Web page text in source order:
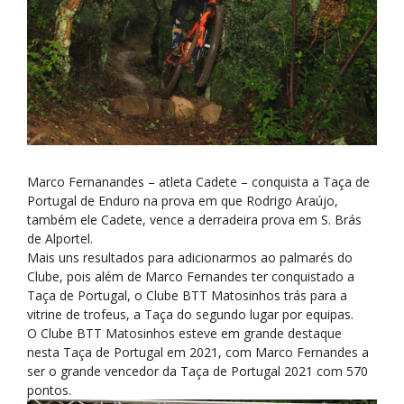
Marco Fernanandes – atleta Cadete – conquista a Taça de
Portugal de Enduro na prova em que Rodrigo Araújo,
também ele Cadete, vence a derradeira prova em S. Brás
de Alportel.
Mais uns resultados para adicionarmos ao palmarés do
Clube, pois além de Marco Fernandes ter conquistado a
Taça de Portugal, o Clube BTT Matosinhos trás para a
vitrine de trofeus, a Taça do segundo lugar por equipas.
O Clube BTT Matosinhos esteve em grande destaque
nesta Taça de Portugal em 2021, com Marco Fernandes a
ser o grande vencedor da Taça de Portugal 2021 com 570
pontos.